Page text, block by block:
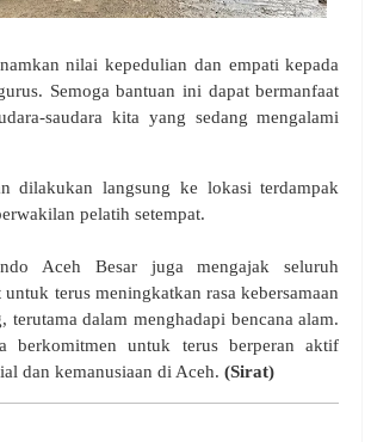
nilai kepedulian dan empati kepada
Semoga bantuan ini dapat bermanfaat
saudara kita yang sedang mengalami
dilakukan langsung ke lokasi terdampak
pelatih setempat.
Aceh Besar juga mengajak seluruh
untuk terus meningkatkan rasa kebersamaan
terutama dalam menghadapi bencana alam.
berkomitmen untuk terus berperan aktif
dan kemanusiaan di Aceh. (Sirat)